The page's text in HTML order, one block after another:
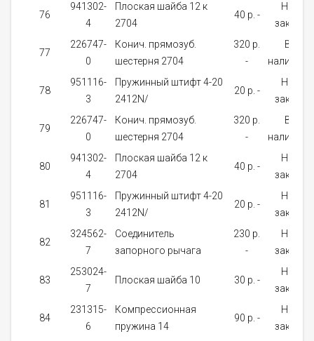
76
941302-
4
Плоская шайба 12 к
2704
40 p. -
На
заказ
77
226747-
0
Конич. прямозуб.
шестерня 2704
320 p.
-
В
наличии
78
951116-
3
Пружинный штифт 4-20
2412N/
20 p. -
На
заказ
79
226747-
0
Конич. прямозуб.
шестерня 2704
320 p.
-
В
наличии
80
941302-
4
Плоская шайба 12 к
2704
40 p. -
На
заказ
81
951116-
3
Пружинный штифт 4-20
2412N/
20 p. -
На
заказ
82
324562-
7
Соединитель
запорного рычага
230 p.
-
На
заказ
83
253024-
7
Плоская шайба 10 30 p. -
На
заказ
84
231315-
6
Компрессионная
пружина 14
90 p. -
На
заказ